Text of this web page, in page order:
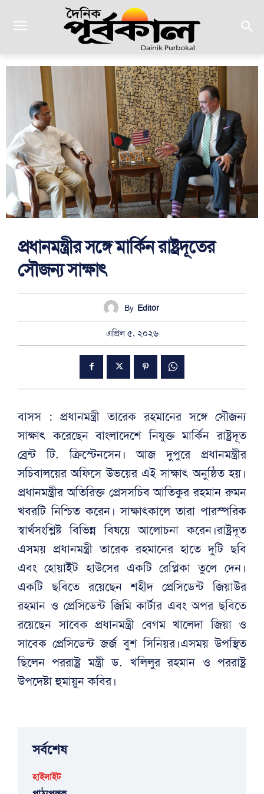
প্রধানমন্ত্রীর সঙ্গে মার্কিন রাষ্ট্রদূতের
সৌজন্য সাক্ষাৎ
By Editor
এপ্রিল ৫, ২০২৬
বাসস : প্রধানমন্ত্রী তারেক রহমানের সঙ্গে সৌজন্য
সাক্ষাৎ করেছেন বাংলাদেশে নিযুক্ত মার্কিন রাষ্ট্রদূত
ব্রেন্ট টি. ক্রিস্টেনসেন। আজ দুপুরে প্রধানমন্ত্রীর
সচিবালয়ের অফিসে উভয়ের এই সাক্ষাৎ অনুষ্ঠিত হয়।
প্রধানমন্ত্রীর অতিরিক্ত প্রেসসচিব আতিকুর রহমান রুমন
খবরটি নিশ্চিত করেন। সাক্ষাৎকালে তারা পারস্পরিক
স্বার্থসংশ্লিষ্ট বিভিন্ন বিষয়ে আলোচনা করেন।রাষ্ট্রদূত
এসময় প্রধানমন্ত্রী তারেক রহমানের হাতে দুটি ছবি
এবং হোয়াইট হাউসের একটি রেপ্লিকা তুলে দেন।
একটি ছবিতে রয়েছেন শহীদ প্রেসিডেন্ট জিয়াউর
রহমান ও প্রেসিডেন্ট জিমি কার্টার এবং অপর ছবিতে
রয়েছেন সাবেক প্রধানমন্ত্রী বেগম খালেদা জিয়া ও
সাবেক প্রেসিডেন্ট জর্জ বুশ সিনিয়র।এসময় উপস্থিত
ছিলেন পররাষ্ট্র মন্ত্রী ড. খলিলুর রহমান ও পররাষ্ট্র
উপদেষ্টা হুমায়ুন কবির।
সর্বশেষ
হাইলাইট